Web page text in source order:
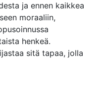
ja ennen kaikkea
moraaliin,
henkeä.
sitä tapaa, jolla